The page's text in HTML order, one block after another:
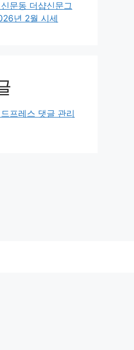
문동 더샵신문그
년 2월 시세
프레스 댓글 관리